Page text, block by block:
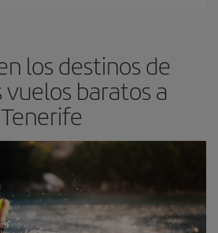
los destinos de
baratos a
Tenerife